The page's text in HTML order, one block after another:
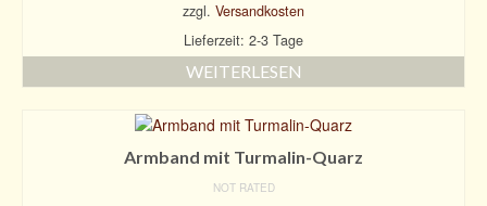
zzgl. Versandkosten
Lieferzeit: 2-3 Tage
WEITERLESEN
Armband mit Turmalin-Quarz
NOT RATED